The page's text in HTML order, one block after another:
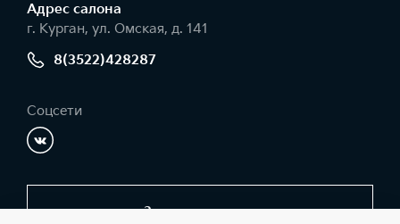
Адрес салонa
г. Курган, ул. Омская, д. 141
8(3522)428287
Соцсети
Заказать звонок